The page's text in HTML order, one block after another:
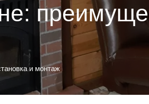
и монтаж